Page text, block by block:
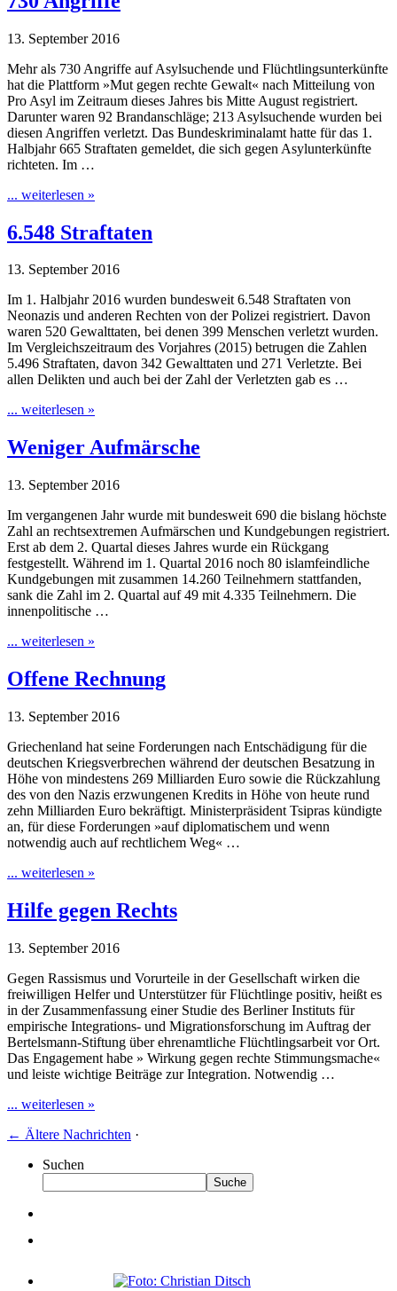
13. September 2016
Mehr als 730 Angriffe auf Asylsuchende und Flüchtlingsunterkünfte
hat die Plattform »Mut gegen rechte Gewalt« nach Mitteilung von
Pro Asyl im Zeitraum dieses Jahres bis Mitte August registriert.
Darunter waren 92 Brandanschläge; 213 Asylsuchende wurden bei
diesen Angriffen verletzt. Das Bundeskriminalamt hatte für das 1.
Halbjahr 665 Straftaten gemeldet, die sich gegen Asylunterkünfte
richteten. Im …
... weiterlesen »
6.548 Straftaten
13. September 2016
Im 1. Halbjahr 2016 wurden bundesweit 6.548 Straftaten von
Neonazis und anderen Rechten von der Polizei registriert. Davon
waren 520 Gewalttaten, bei denen 399 Menschen verletzt wurden.
Im Vergleichszeitraum des Vorjahres (2015) betrugen die Zahlen
5.496 Straftaten, davon 342 Gewalttaten und 271 Verletzte. Bei
allen Delikten und auch bei der Zahl der Verletzten gab es …
... weiterlesen »
Weniger Aufmärsche
13. September 2016
Im vergangenen Jahr wurde mit bundesweit 690 die bislang höchste
Zahl an rechtsextremen Aufmärschen und Kundgebungen registriert.
Erst ab dem 2. Quartal dieses Jahres wurde ein Rückgang
festgestellt. Während im 1. Quartal 2016 noch 80 islamfeindliche
Kundgebungen mit zusammen 14.260 Teilnehmern stattfanden,
sank die Zahl im 2. Quartal auf 49 mit 4.335 Teilnehmern. Die
innenpolitische …
... weiterlesen »
Offene Rechnung
13. September 2016
Griechenland hat seine Forderungen nach Entschädigung für die
deutschen Kriegsverbrechen während der deutschen Besatzung in
Höhe von mindestens 269 Milliarden Euro sowie die Rückzahlung
des von den Nazis erzwungenen Kredits in Höhe von heute rund
zehn Milliarden Euro bekräftigt. Ministerpräsident Tsipras kündigte
an, für diese Forderungen »auf diplomatischem und wenn
notwendig auch auf rechtlichem Weg« …
... weiterlesen »
Hilfe gegen Rechts
13. September 2016
Gegen Rassismus und Vorurteile in der Gesellschaft wirken die
freiwilligen Helfer und Unterstützer für Flüchtlinge positiv, heißt es
in der Zusammenfassung einer Studie des Berliner Instituts für
empirische Integrations- und Migrationsforschung im Auftrag der
Bertelsmann-Stiftung über ehrenamtliche Flüchtlingsarbeit vor Ort.
Das Engagement habe » Wirkung gegen rechte Stimmungsmache«
und leiste wichtige Beiträge zur Integration. Notwendig …
... weiterlesen »
← Ältere Nachrichten ·
Suchen
Suche